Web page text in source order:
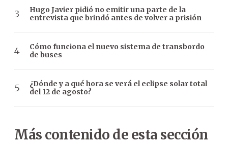
Hugo Javier pidió no emitir una parte de la
entrevista que brindó antes de volver a prisión
Cómo funciona el nuevo sistema de transbordo
de buses
¿Dónde y a qué hora se verá el eclipse solar total
del 12 de agosto?
Más contenido de esta sección